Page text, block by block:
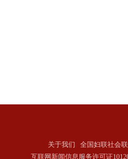
关于我们
全国妇联社会
互联网新闻信息服务许可证